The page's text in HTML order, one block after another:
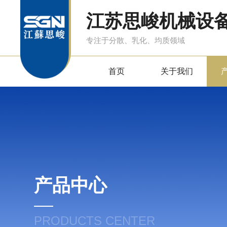
江苏思峻机械设
专注于分散、乳化、均质领域
首页 关于我们
产品中心
PRODUCTS CENTER